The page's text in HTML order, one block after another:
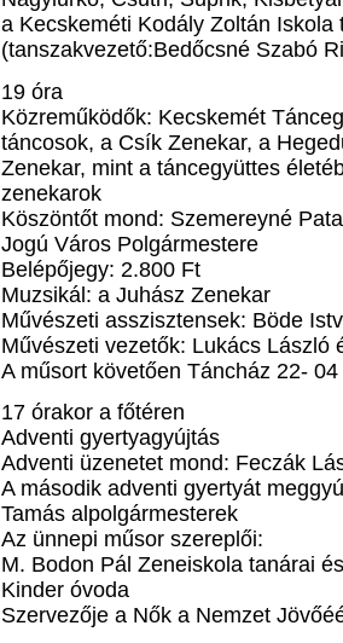
a Kecskeméti Kodály Zoltán Iskola
(tanszakvezető:Bedőcsné Szabó
19 óra
Közreműködők: Kecskemét
táncosok, a Csík Zenekar, a
Zenekar, mint a táncegyüttes
zenekarok
Köszöntőt mond: Szemereyné
Jogú Város Polgármestere
Belépőjegy: 2.800 Ft
Muzsikál: a Juhász Zenekar
Művészeti asszisztensek: Böde
Művészeti vezetők: Lukács László
A műsort követően Táncház 22-
17 órakor a főtéren
Adventi gyertyagyújtás
Adventi üzenetet mond: Feczák
A második adventi gyertyát
Tamás alpolgármesterek
Az ünnepi műsor szereplői:
M. Bodon Pál Zeneiskola tanárai
Kinder óvoda
Szervezője a Nők a Nemzet